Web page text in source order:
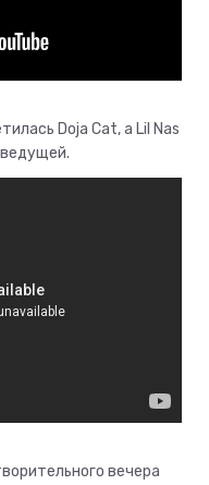
Doja Cat, а Lil Nas
вечера